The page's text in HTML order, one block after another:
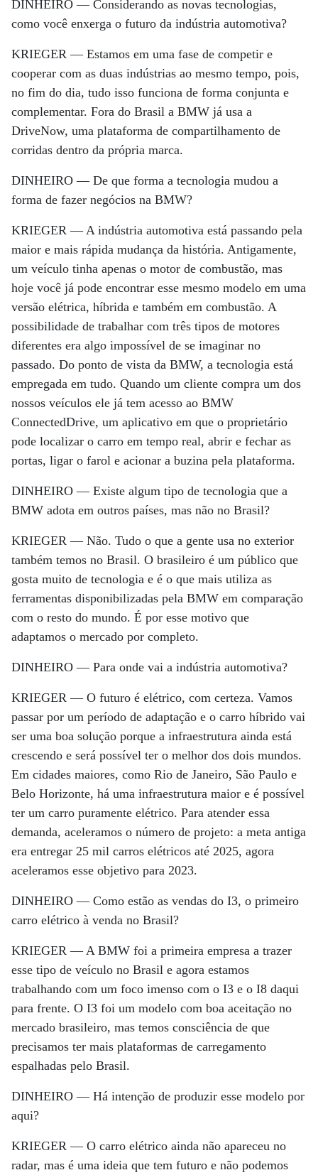
DINHEIRO —Considerando as novas tecnologias,
como você enxerga o futuro da indústria automotiva?
KRIEGER —Estamos em uma fase de competir e
cooperar com as duas indústrias ao mesmo tempo, pois,
no fim do dia, tudo isso funciona de forma conjunta e
complementar. Fora do Brasil a BMW já usa a
DriveNow, uma plataforma de compartilhamento de
corridas dentro da própria marca.
DINHEIRO —De que forma a tecnologia mudou a
forma de fazer negócios na BMW?
KRIEGER —A indústria automotiva está passando pela
maior e mais rápida mudança da história. Antigamente,
um veículo tinha apenas o motor de combustão, mas
hoje você já pode encontrar esse mesmo modelo em uma
versão elétrica, híbrida e também em combustão. A
possibilidade de trabalhar com três tipos de motores
diferentes era algo impossível de se imaginar no
passado. Do ponto de vista da BMW, a tecnologia está
empregada em tudo. Quando um cliente compra um dos
nossos veículos ele já tem acesso ao BMW
ConnectedDrive, um aplicativo em que o proprietário
pode localizar o carro em tempo real, abrir e fechar as
portas, ligar o farol e acionar a buzina pela plataforma.
DINHEIRO —Existe algum tipo de tecnologia que a
BMW adota em outros países, mas não no Brasil?
KRIEGER —Não. Tudo o que a gente usa no exterior
também temos no Brasil. O brasileiro é um público que
gosta muito de tecnologia e é o que mais utiliza as
ferramentas disponibilizadas pela BMW em comparação
com o resto do mundo. É por esse motivo que
adaptamos o mercado por completo.
DINHEIRO —Para onde vai a indústria automotiva?
KRIEGER —O futuro é elétrico, com certeza. Vamos
passar por um período de adaptação e o carro híbrido vai
ser uma boa solução porque a infraestrutura ainda está
crescendo e será possível ter o melhor dos dois mundos.
Em cidades maiores, como Rio de Janeiro, São Paulo e
Belo Horizonte, há uma infraestrutura maior e é possível
ter um carro puramente elétrico. Para atender essa
demanda, aceleramos o número de projeto: a meta antiga
era entregar 25 mil carros elétricos até 2025, agora
aceleramos esse objetivo para 2023.
DINHEIRO —Como estão as vendas do I3, o primeiro
carro elétrico à venda no Brasil?
KRIEGER —A BMW foi a primeira empresa a trazer
esse tipo de veículo no Brasil e agora estamos
trabalhando com um foco imenso com o I3 e o I8 daqui
para frente. O I3 foi um modelo com boa aceitação no
mercado brasileiro, mas temos consciência de que
precisamos ter mais plataformas de carregamento
espalhadas pelo Brasil.
DINHEIRO —Há intenção de produzir esse modelo por
aqui?
KRIEGER —O carro elétrico ainda não apareceu no
radar, mas é uma ideia que tem futuro e não podemos